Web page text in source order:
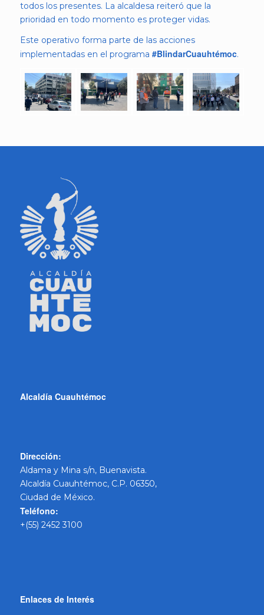
todos los presentes. La alcaldesa reiteró que la
prioridad en todo momento es proteger vidas.
Este operativo forma parte de las acciones
implementadas en el programa #BlindarCuauhtémoc.
Alcaldía Cuauhtémoc
Dirección:
Aldama y Mina s/n, Buenavista.
Alcaldía Cuauhtémoc, C.P. 06350,
Ciudad de México.
Teléfono:
+(55) 2452 3100
Enlaces de Interés